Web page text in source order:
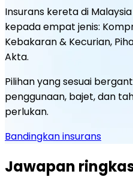
Insurans kereta di
kepada empat jenis:
Kebakaran & Kecurian,
Akta.
Pilihan yang sesuai
penggunaan, bajet, dan
perlukan.
Bandingkan insurans
Jawapan